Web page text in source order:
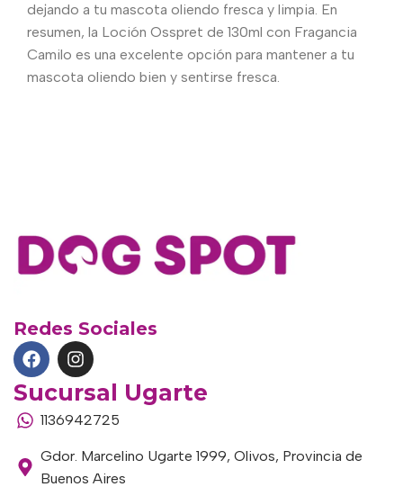
dejando a tu mascota oliendo fresca y limpia. En
resumen, la Loción Osspret de 130ml con Fragancia
Camilo es una excelente opción para mantener a tu
mascota oliendo bien y sentirse fresca.
Redes Sociales
Sucursal Ugarte
1136942725
Gdor. Marcelino Ugarte 1999, Olivos, Provincia de
Buenos Aires